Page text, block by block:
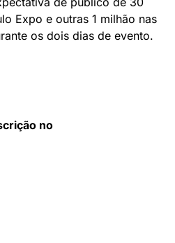
Lawrence H.
do Tesouro dos Estados
(sócio fundador e co-
fundadora e CEO
do O Primo Rico, um dos
sobre finanças do
e CEO da Gerando